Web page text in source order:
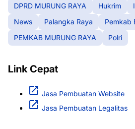
DPRD MURUNG RAYA Hukrim
News
Palangka Raya
Pemkab
PEMKAB MURUNG RAYA
Polri
Link Cepat
Jasa Pembuatan Website
Jasa Pembuatan Legalitas